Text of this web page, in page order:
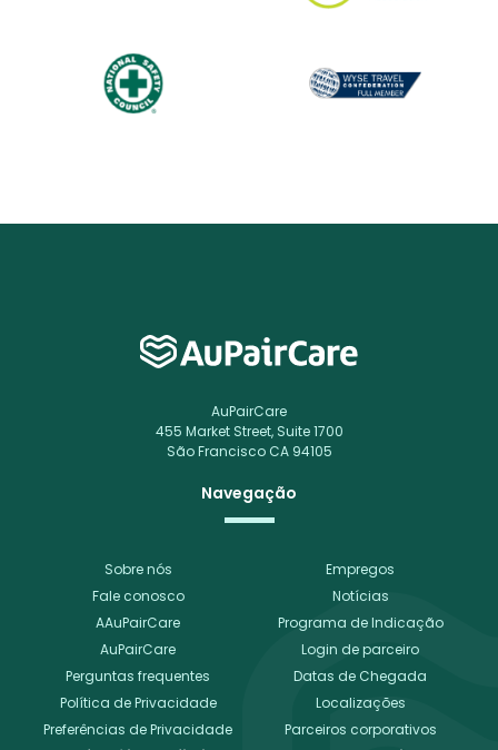
AuPairCare
455 Market Street, Suite 1700
São Francisco CA 94105
Navegação
Sobre nós
Empregos
Fale conosco
Notícias
AAuPairCare
Programa de Indicação
AuPairCare
Login de parceiro
Perguntas frequentes
Datas de Chegada
Política de Privacidade
Localizações
Preferências de Privacidade
Parceiros corporativos